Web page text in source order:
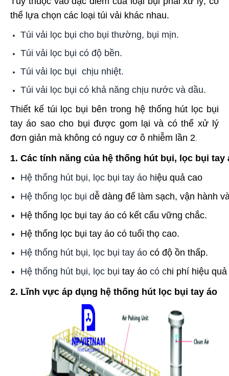
thể lựa chọn các loại túi vải khác nhau.
Túi vải lọc bụi cho bụi thường, bụi mịn.
Túi vải lọc bụi có độ bền.
Túi vải lọc bụi chịu nhiệt.
Túi vải lọc bụi có khả năng chịu nước và dầu.
Thiết kế túi lọc bụi bên trong hệ thống hút lọc bụi
tay áo sao cho bụi được gom lại và có thể xử lý
đơn giản mà không có nguy cơ ô nhiễm lần 2
1. Các tính năng của hệ thống hút bụi, lọc bụi tay
Hệ thống hút bụi, lọc bụi tay áo hiệu quả cao
Hệ thống lọc bụi dễ dàng để làm sạch, vận hành
Hệ thống lọc bụi tay áo có kết cấu vững chắc.
Hệ thống lọc bụi tay áo có tuổi thọ cao.
Hệ thống hút bụi, lọc bụi tay áo có độ ồn thấp.
Hệ thống hút bụi, lọc bụi tay áo có chi phí hiệu quả
2. Lĩnh vực áp dụng hệ thống hút lọc bụi tay áo